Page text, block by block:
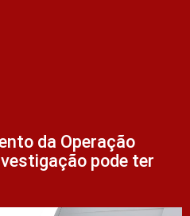
da Operação
pode ter